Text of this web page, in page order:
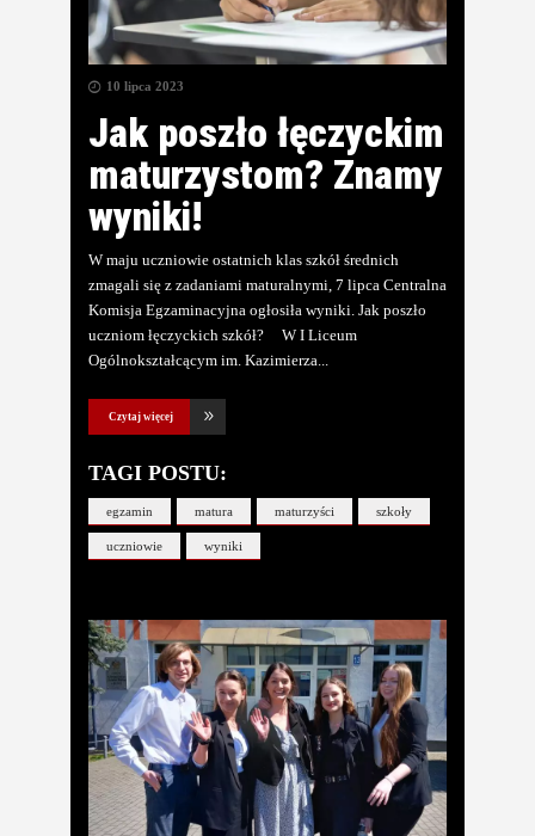
10 lipca 2023
Jak poszło łęczyckim
maturzystom? Znamy
wyniki!
W maju uczniowie ostatnich klas szkół średnich
zmagali się z zadaniami maturalnymi, 7 lipca Centralna
Komisja Egzaminacyjna ogłosiła wyniki. Jak poszło
uczniom łęczyckich szkół? W I Liceum
Ogólnokształcącym im. Kazimierza
Czytaj więcej
TAGI POSTU:
egzamin matura maturzyści szkoły
uczniowie wyniki